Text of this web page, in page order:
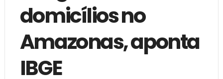
domicílios no
Amazonas, aponta
IBGE